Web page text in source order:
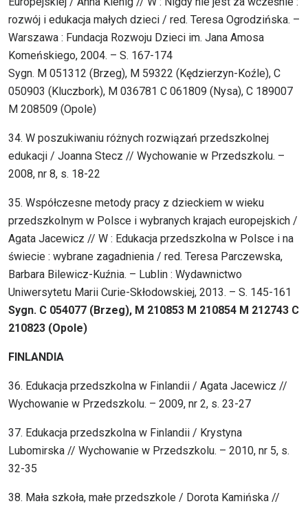
rozwój i edukacja małych dzieci / red. Teresa Ogrodzińska. –
Warszawa : Fundacja Rozwoju Dzieci im. Jana Amosa
Komeńskiego, 2004. – S. 167-174
Sygn. M 051312 (Brzeg), M 59322 (Kędzierzyn-Koźle), C
050903 (Kluczbork), M 036781 C 061809 (Nysa), C 189007
M 208509 (Opole)
34. W poszukiwaniu różnych rozwiązań przedszkolnej
edukacji / Joanna Stecz // Wychowanie w Przedszkolu. –
2008, nr 8, s. 18-22
35. Współczesne metody pracy z dzieckiem w wieku
przedszkolnym w Polsce i wybranych krajach europejskich /
Agata Jacewicz // W : Edukacja przedszkolna w Polsce i na
świecie : wybrane zagadnienia / red. Teresa Parczewska,
Barbara Bilewicz-Kuźnia. – Lublin : Wydawnictwo
Uniwersytetu Marii Curie-Skłodowskiej, 2013. – S. 145-161
Sygn. C 054077 (Brzeg), M 210853 M 210854 M 212743 C
210823 (Opole)
FINLANDIA
36. Edukacja przedszkolna w Finlandii / Agata Jacewicz //
Wychowanie w Przedszkolu. – 2009, nr 2, s. 23-27
37. Edukacja przedszkolna w Finlandii / Krystyna
Lubomirska // Wychowanie w Przedszkolu. – 2010, nr 5, s.
32-35
38. Mała szkoła, małe przedszkole / Dorota Kamińska //